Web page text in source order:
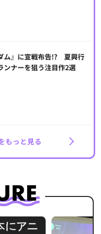
ム』に宣戦布告!? 夏興行
ンナーを狙う注目作2選
もっと見る